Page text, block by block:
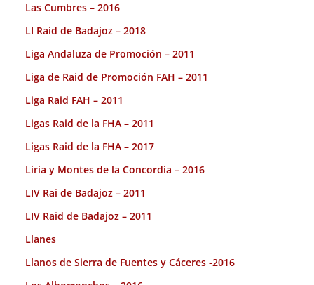
Las Cumbres – 2016
LI Raid de Badajoz – 2018
Liga Andaluza de Promoción – 2011
Liga de Raid de Promoción FAH – 2011
Liga Raid FAH – 2011
Ligas Raid de la FHA – 2011
Ligas Raid de la FHA – 2017
Liria y Montes de la Concordia – 2016
LIV Rai de Badajoz – 2011
LIV Raid de Badajoz – 2011
Llanes
Llanos de Sierra de Fuentes y Cáceres -2016